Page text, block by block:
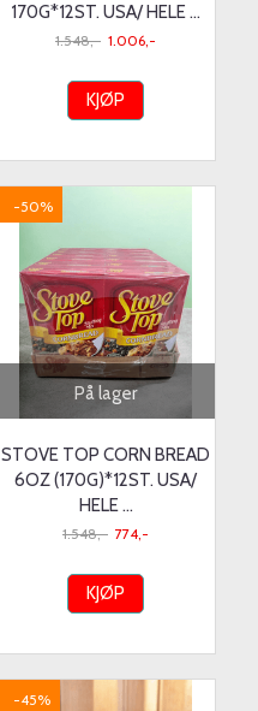
170G*12ST. USA/ HELE ...
1.548,- 1.006,-
KJØP
På lager
-50%
STOVE TOP CORN BREAD
6OZ (170G)*12ST. USA/
HELE ...
1.548,- 774,-
KJØP
-45%